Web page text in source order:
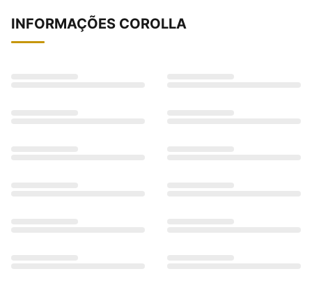
INFORMAÇÕES COROLLA